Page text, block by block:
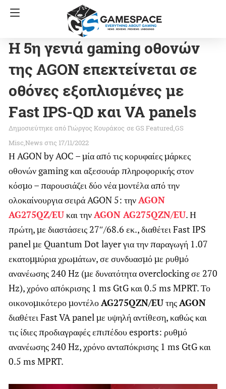
Η 5η γενιά gaming οθονών
της AGON επεκτείνεται σε
οθόνες εξοπλισμένες με
Fast IPS-QD και VA panels
Γιώργος Κουράκος σε GS FeaturedGS
Misc News στις 17/11/2022
Η AGON by AOC – μία από τις κορυφαίες μάρκες
οθονών gaming και αξεσουάρ πληροφορικής στον
κόσμο – παρουσιάζει δύο νέα μοντέλα από την
ολοκαίνουργια σειρά AGON 5: τηνAGON
AG275QZ/EUκαι τηνAGON AG275QZN/EU. Η
πρώτη, με διαστάσεις 27″/68.6 εκ., διαθέτει Fast IPS
panel με Quantum Dot layer για την παραγωγή 1.07
εκατομμύρια χρωμάτων, σε συνδυασμό με ρυθμό
ανανέωσης 240 Hz (με δυνατότητα overclocking σε 270
Hz), χρόνο απόκρισης 1 ms GtG και 0.5 ms MPRT. Το
οικονομικότερο μοντέλοAG275QZN/EUτηςAGON
διαθέτει Fast VA panel με υψηλή αντίθεση, καθώς και
τις ίδιες προδιαγραφές επιπέδου esports: ρυθμό
ανανέωσης 240 Hz, χρόνο ανταπόκρισης 1 ms GtG και
0.5 ms MPRT.